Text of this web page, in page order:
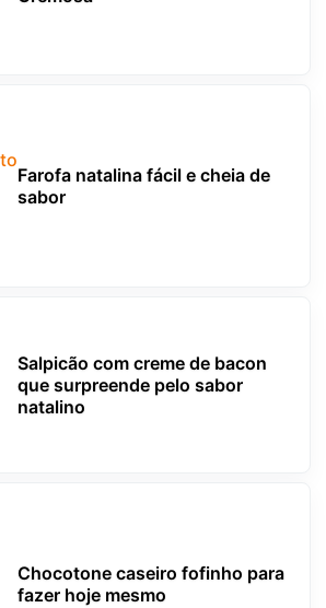
Farofa natalina fácil e cheia de
sabor
Salpicão com creme de bacon
que surpreende pelo sabor
natalino
Chocotone caseiro fofinho para
fazer hoje mesmo